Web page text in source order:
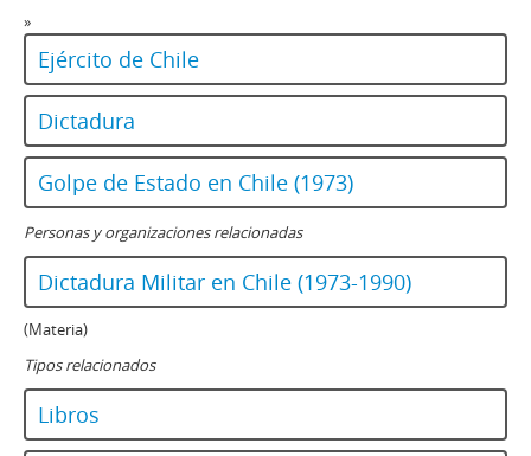
»
Ejército de Chile
Dictadura
Golpe de Estado en Chile (1973)
Personas y organizaciones relacionadas
Dictadura Militar en Chile (1973-1990)
(Materia)
Tipos relacionados
Libros